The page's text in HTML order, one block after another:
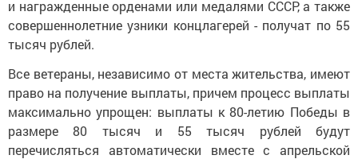
и награжденные орденами или медалями СССР, а также
совершеннолетние узники концлагерей - получат по 55
тысяч рублей.
Все ветераны, независимо от места жительства, имеют
право на получение выплаты, причем процесс выплаты
максимально упрощен: выплаты к 80-летию Победы в
размере 80 тысяч и 55 тысяч рублей будут
перечисляться автоматически вместе с апрельской